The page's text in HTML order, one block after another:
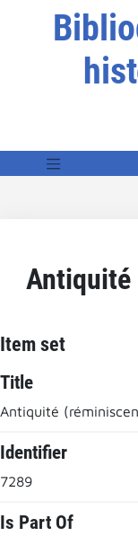
Antiquité
Item set
Title
Antiquité
Identifier
7289
Is Part Of